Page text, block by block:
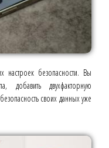
настроек безопасности. Вы
добавить двухфакторную
своих данных уже